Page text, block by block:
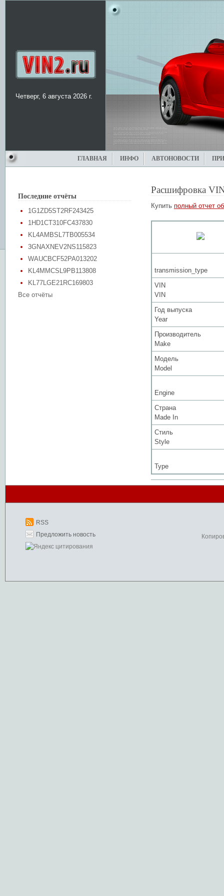
Четверг, 6 августа 2026 г.
ГЛАВНАЯ ИНФО АВТОНОВОСТИ
Последние отчёты
1G1ZD5ST2RF243425
1HD1CT310FC437830
KL4AMBSL7TB005534
3GNAXNEV2NS115823
WAUCBCF52PA013202
KL4MMCSL9PB113808
KL77LGE21RC169803
Все отчёты
Расшифровка
Купить полный отчет
transmission_type
VIN
VIN
Год выпуска
Year
Производитель
Make
Модель
Model
Engine
Страна
Made In
Стиль
Style
Type
RSS
Предложить новость